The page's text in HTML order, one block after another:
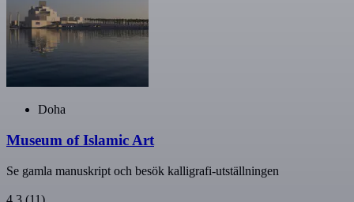
Doha
Museum of Islamic Art
Se gamla manuskript och besök kalligrafi-utställningen
4,3 (11)